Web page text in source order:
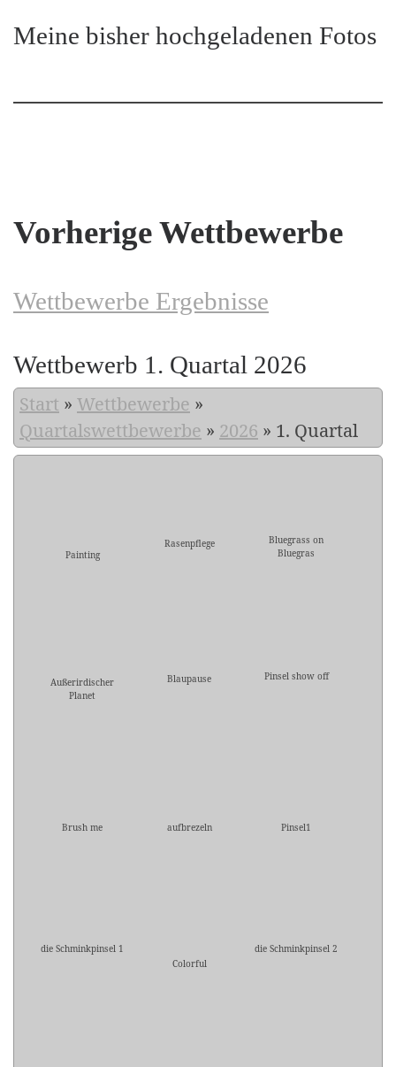
Meine bisher hochgeladenen Fotos
Vorherige Wettbewerbe
Wettbewerbe Ergebnisse
Wettbewerb 1. Quartal 2026
Start » Wettbewerbe »
Quartalswettbewerbe » 2026 » 1. Quartal
Painting
Rasenpflege
Bluegrass on
Bluegras
Außerirdischer
Planet
Blaupause Pinsel show off
Brush me aufbrezeln Pinsel1
die Schminkpinsel 1
Colorful
die Schminkpinsel 2